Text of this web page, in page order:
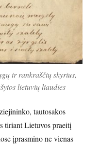
ir rankraščių skyrius,
lietuvių liaudies
tautosakos
tiriant Lietuvos praeitį
įprasmino ne vienas